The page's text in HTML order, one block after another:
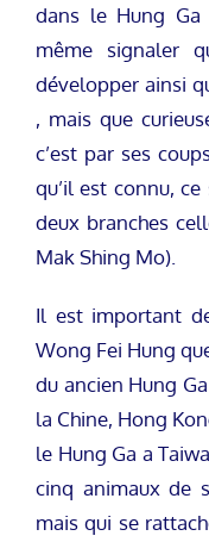
dans le Hung
même signaler
développer ainsi
, mais que
c’est par ses
qu’il est connu,
deux branches
Mak Shing Mo).
Il est important
Wong Fei Hung
du ancien Hung
la Chine, Hong
le Hung Ga a
cinq animaux de
mais qui se